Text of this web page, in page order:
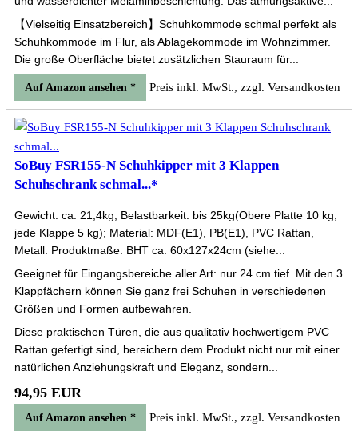
【Vielseitig Einsatzbereich】Schuhkommode schmal perfekt als
Schuhkommode im Flur, als Ablagekommode im Wohnzimmer.
Die große Oberfläche bietet zusätzlichen Stauraum für...
Auf Amazon ansehen * Preis inkl. MwSt., zzgl. Versandkosten
SoBuy FSR155-N Schuhkipper mit 3 Klappen
Schuhschrank schmal...*
Gewicht: ca. 21,4kg; Belastbarkeit: bis 25kg(Obere Platte 10 kg,
jede Klappe 5 kg); Material: MDF(E1), PB(E1), PVC Rattan,
Metall. Produktmaße: BHT ca. 60x127x24cm (siehe...
Geeignet für Eingangsbereiche aller Art: nur 24 cm tief. Mit den 3
Klappfächern können Sie ganz frei Schuhen in verschiedenen
Größen und Formen aufbewahren.
Diese praktischen Türen, die aus qualitativ hochwertigem PVC
Rattan gefertigt sind, bereichern dem Produkt nicht nur mit einer
natürlichen Anziehungskraft und Eleganz, sondern...
94,95 EUR
Auf Amazon ansehen * Preis inkl. MwSt., zzgl. Versandkosten